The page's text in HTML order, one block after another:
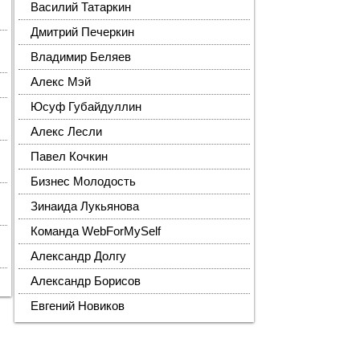
Василий Татаркин
Дмитрий Печеркин
Владимир Беляев
Алекс Мэй
Юсуф Губайдуллин
Алекс Лесли
Павел Кочкин
Бизнес Молодость
Зинаида Лукьянова
Команда WebForMySelf
Александр Долгу
Александр Борисов
Евгений Новиков